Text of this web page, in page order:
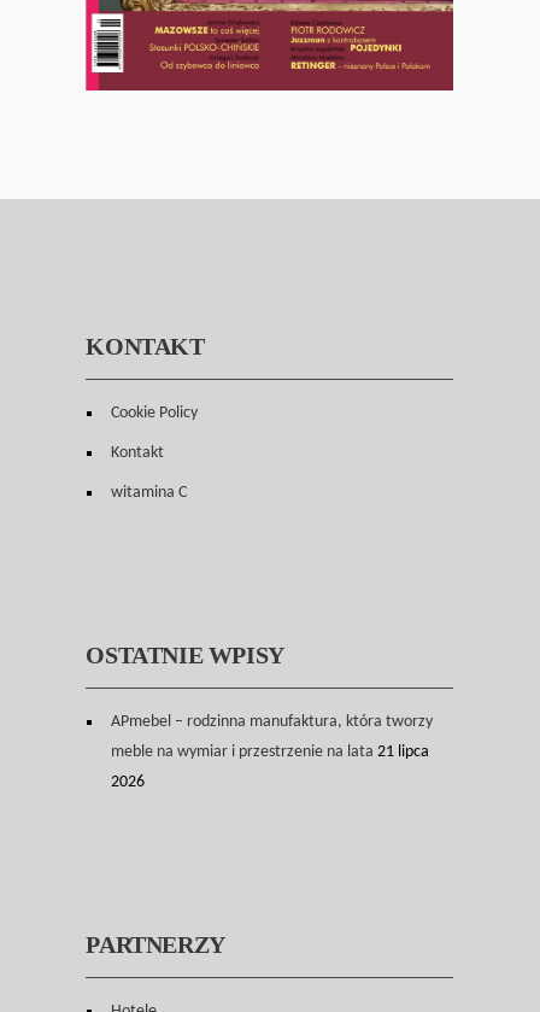
KONTAKT
Cookie Policy
Kontakt
witamina C
OSTATNIE WPISY
APmebel – rodzinna manufaktura, która tworzy
meble na wymiar i przestrzenie na lata 21 lipca
2026
PARTNERZY